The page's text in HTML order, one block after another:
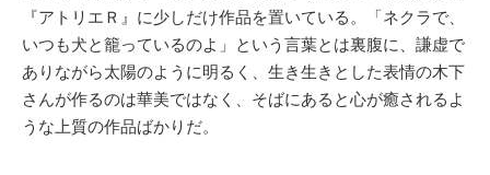
『アトリエＲ』に少しだけ作品を置いている。「ネクラで、
いつも犬と籠っているのよ」という言葉とは裏腹に、謙虚で
ありながら太陽のように明るく、生き生きとした表情の木下
さんが作るのは華美ではなく、そばにあると心が癒されるよ
うな上質の作品ばかりだ。